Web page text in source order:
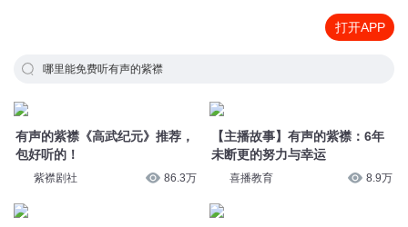
打开APP
哪里能免费听有声的紫襟
有声的紫襟《高武纪元》推荐，
包好听的！
紫襟剧社 86.3万
【主播故事】有声的紫襟：6年
未断更的努力与幸运
喜播教育 8.9万